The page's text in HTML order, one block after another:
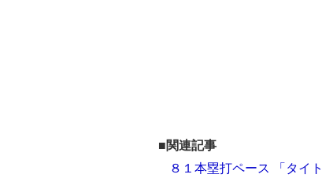
■関連記事
８１本塁打ペース 「タイ